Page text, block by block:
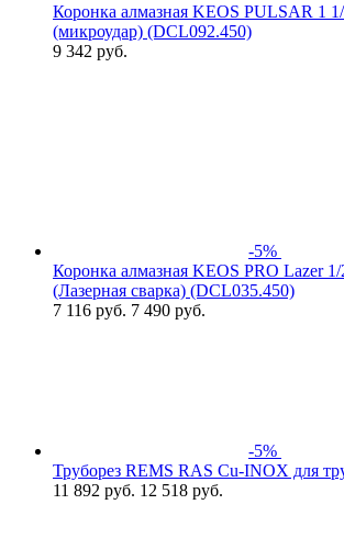
Коронка алмазная KEOS PULSAR 1
(микроудар) (DCL092.450)
9 342 руб.
-5%
Коронка алмазная KEOS PRO Lazer
(Лазерная сварка) (DCL035.450)
7 116 руб. 7 490 руб.
-5%
Труборез REMS RAS Cu-INOХ для
11 892 руб. 12 518 руб.